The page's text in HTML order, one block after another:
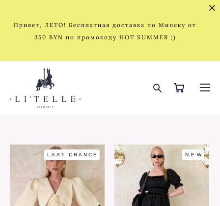
Привет, ЛЕТО! Бесплатная доставка по Минску от
350 BYN по промокоду HOT SUMMER ;)
LAST CHANCE NEW